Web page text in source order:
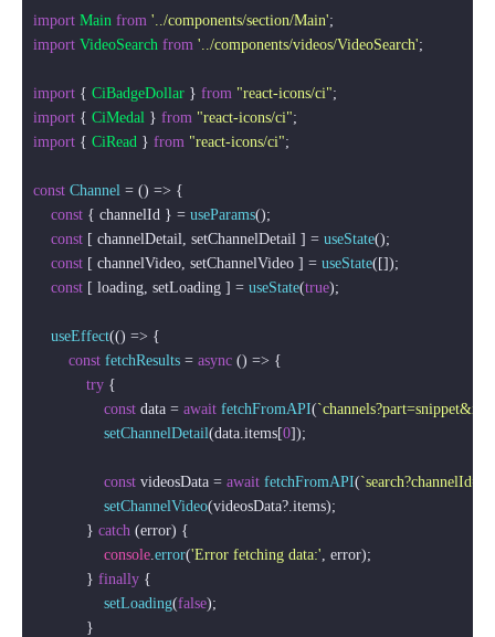
import Main from '../components/section/Main'
import VideoSearch from '../components/videos/VideoSearch';
import { CiBadgeDollar } from "react-icons/ci"
import { CiMedal } from "react-icons/ci"
import { CiRead } from "react-icons/ci";
const Channel = () => {
const { channelId } = useParams();
const [ channelDetail, setChannelDetail ] = useState();
const [ channelVideo, setChannelVideo ] = useState([]);
const [ loading, setLoading ] = useState(true);
useEffect(() => {
const fetchResults = async () => {
try {
const data = await fetchFromAPI(`channels?part=snippet&id=
setChannelDetail(data.items[0]);
const videosData = await fetchFromAPI(`search?channelId=
setChannelVideo(videosData?.items);
            }
catch (error) {
console.error('Error fetching data:', error);
            }
finally {
setLoading(false);
            }